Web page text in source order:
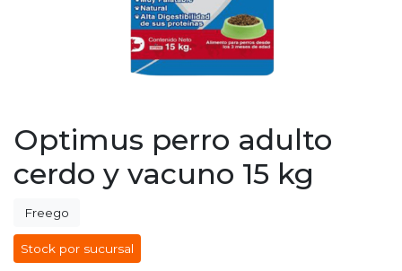
Optimus perro adulto
cerdo y vacuno 15 kg
Freego
Stock por sucursal